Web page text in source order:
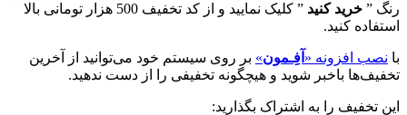
رنگ ” خريد كنيد
” كليک نماييد و از کد تخفيف 500 هزار تومانی بالا
استفاده كنيد.
با نصب افزونه « آفِـمون» بر روی سیستم خود می‌توانید از آخرین
تخفیف‌ها باخبر شوید و هیچگونه تخفیفی را از دست ندهید.
این تخفیف را به اشتراک بگذارید: